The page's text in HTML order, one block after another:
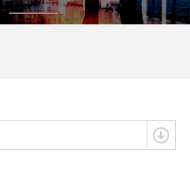
集團版圖